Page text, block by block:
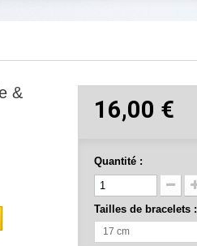
&
16,00 €
Quantité :
Tailles de bracelets :
17 cm